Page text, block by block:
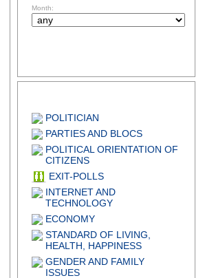
Month:
POLITICIAN
PARTIES AND BLOCS
POLITICAL ORIENTATION OF
CITIZENS
EXIT-POLLS
INTERNET AND
TECHNOLOGY
ECONOMY
STANDARD OF LIVING,
HEALTH, HAPPINESS
GENDER AND FAMILY
ISSUES